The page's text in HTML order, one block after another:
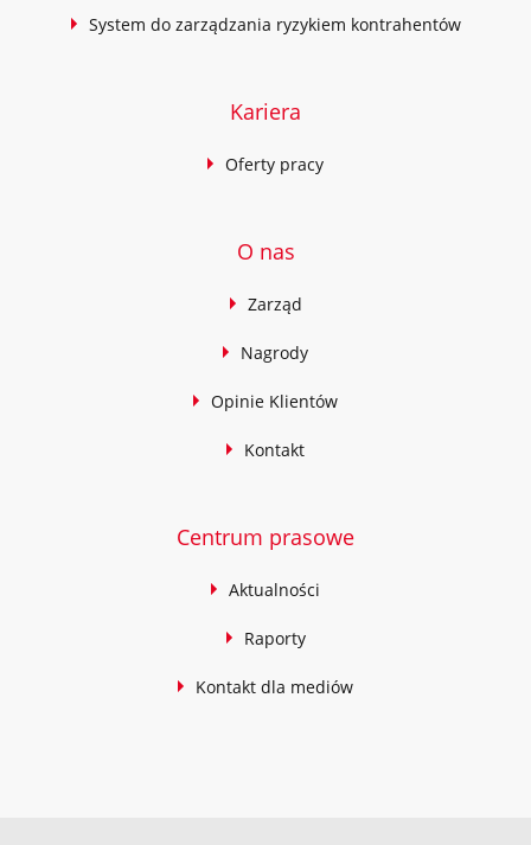
System do zarządzania ryzykiem kontrahentów
Kariera
Oferty pracy
O nas
Zarząd
Nagrody
Opinie Klientów
Kontakt
Centrum prasowe
Aktualności
Raporty
Kontakt dla mediów